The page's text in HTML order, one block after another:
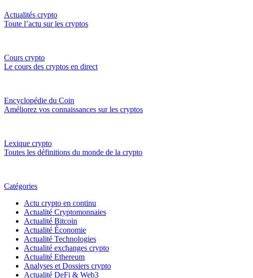
Actualités crypto
Toute l’actu sur les cryptos
Cours crypto
Le cours des cryptos en direct
Encyclopédie du Coin
Améliorez vos connaissances sur les cryptos
Lexique crypto
Toutes les définitions du monde de la crypto
Catégories
Actu crypto en continu
Actualité Cryptomonnaies
Actualité Bitcoin
Actualité Économie
Actualité Technologies
Actualité exchanges crypto
Actualité Ethereum
Analyses et Dossiers crypto
Actualité DeFi & Web3